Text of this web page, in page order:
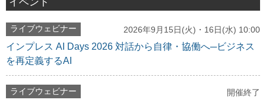
ライブウェビナー 2026年9月15日(火)・16日(水) 10:00
インプレス AI Days 2026 対話から自律・協働へ─ビジネス
を再定義するAI
ライブウェビナー 開催終了